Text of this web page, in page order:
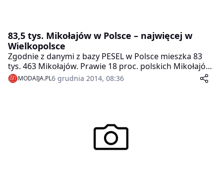
83,5 tys. Mikołajów w Polsce – najwięcej w
Wielkopolsce
Zgodnie z danymi z bazy PESEL w Polsce mieszka 83
tys. 463 Mikołajów. Prawie 18 proc. polskich Mikołajów
mieszka w Wielkopolsce. Niemal 2 tys. Mikołajów
obchodzi swoje urodziny 6 grudnia.
MODAIJA.PL6 grudnia 2014, 08:36